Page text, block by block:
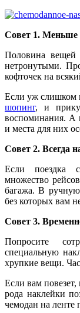
Совет 1. Меньше
Половина вещей
нетронутыми.
кофточек на
Если уж слишком
шопинг, и
воспоминания. А
и места для них
Совет 2. Всегда
Если поездка
множество
багажа. В
без которых вам
Совет 3.
Попросите
специальную
хрупкие вещи.
Если вам
рода наклейки
чемодан на ленте